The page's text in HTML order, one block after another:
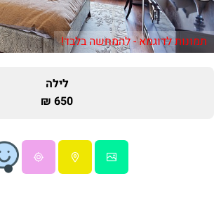
תמונות לדוגמא - להמחשה בלבד!
לילה
650 ₪